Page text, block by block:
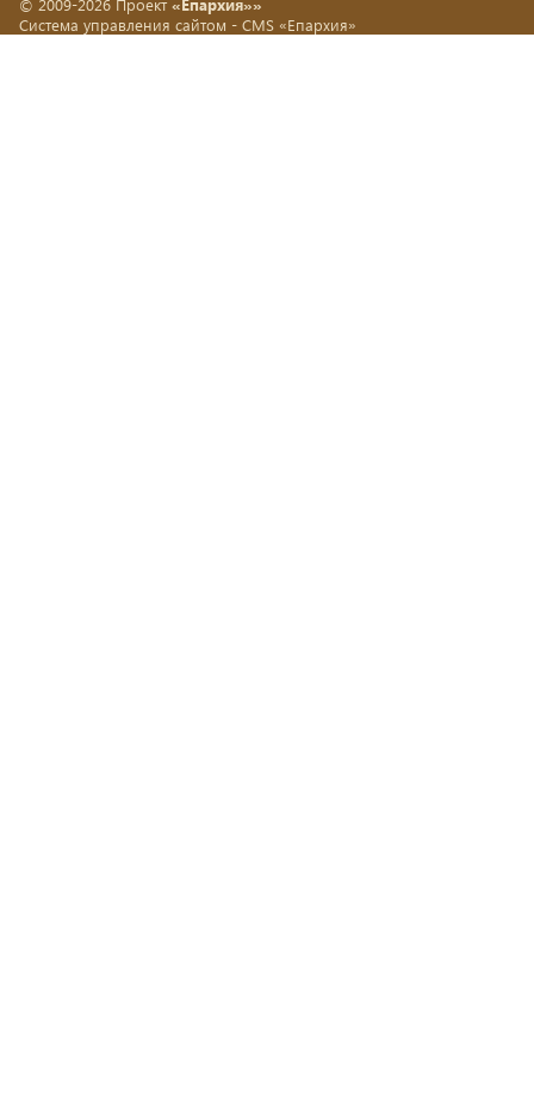
© 2009-2026 Проект «Епархия»»
Система управления сайтом - CMS «Епархия»